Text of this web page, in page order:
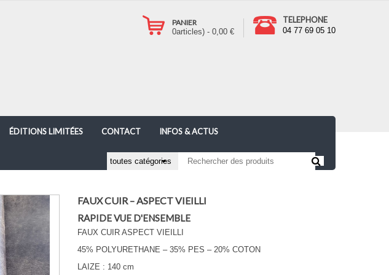
TELEPHONE
04 77 69 05 10
PANIER
0articles) - 0,00 €
ÉDITIONS LIMITÉES CONTACT INFOS & ACTUS
FAUX CUIR – ASPECT VIEILLI
RAPIDE VUE D'ENSEMBLE
FAUX CUIR ASPECT VIEILLI
45% POLYURETHANE – 35% PES – 20% COTON
LAIZE : 140 cm